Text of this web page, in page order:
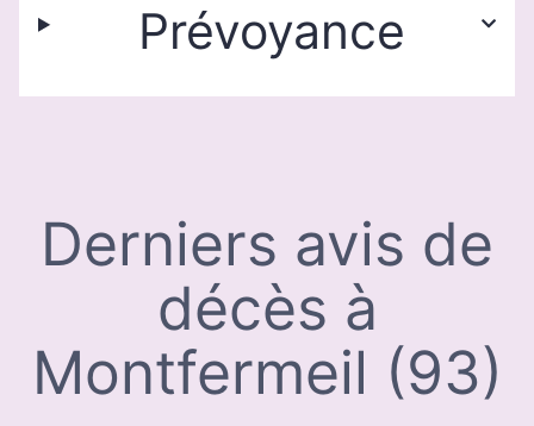
Prévoyance
Derniers avis de
décès à
Montfermeil (93)